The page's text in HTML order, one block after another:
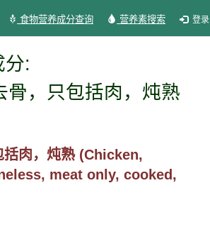
食物营养成分查询 营养素搜索 登录
分:
骨，只包括肉，炖熟
括肉，炖熟 (Chicken,
meat only, cooked,